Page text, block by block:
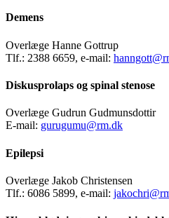
Demens
Overlæge Hanne Gottrup
Tlf.: 2388 6659, e-mail:
Diskusprolaps og spinal stenose
Overlæge Gudrun Gudmunsdottir
E-mail: gurugumu@rm.dk
Epilepsi
Overlæge Jakob Christensen
Tlf.: 6086 5899, e-mail: